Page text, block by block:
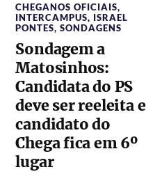
CHEGANOS OFICIAIS,
INTERCAMPUS, ISRAEL
PONTES,SONDAGENS
Sondagem a
Matosinhos:
Candidata do PS
deve ser reeleita e
candidato do
Chega fica em 6º
lugar